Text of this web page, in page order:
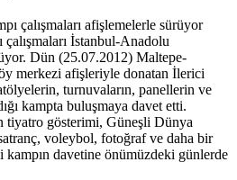
İstanbul-Anadolu
Dün (25.07.2012) Maltepe-
merkezi afişleriyle donatan İlerici
turnuvaların, panellerin ve
kampta buluşmaya davet etti.
tiyatro gösterimi, Güneşli Dünya
voleybol, fotoğraf ve daha bir
kampın davetine önümüzdeki günlerde